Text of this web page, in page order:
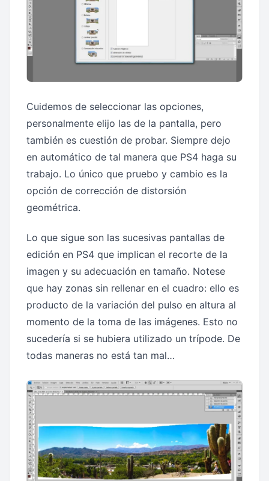
Cuidemos de seleccionar las opciones,
personalmente elijo las de la pantalla, pero
también es cuestión de probar. Siempre dejo
en automático de tal manera que PS4 haga su
trabajo. Lo único que pruebo y cambio es la
opción de corrección de distorsión
geométrica.
Lo que sigue son las sucesivas pantallas de
edición en PS4 que implican el recorte de la
imagen y su adecuación en tamaño. Notese
que hay zonas sin rellenar en el cuadro: ello es
producto de la variación del pulso en altura al
momento de la toma de las imágenes. Esto no
sucedería si se hubiera utilizado un trípode. De
todas maneras no está tan mal…